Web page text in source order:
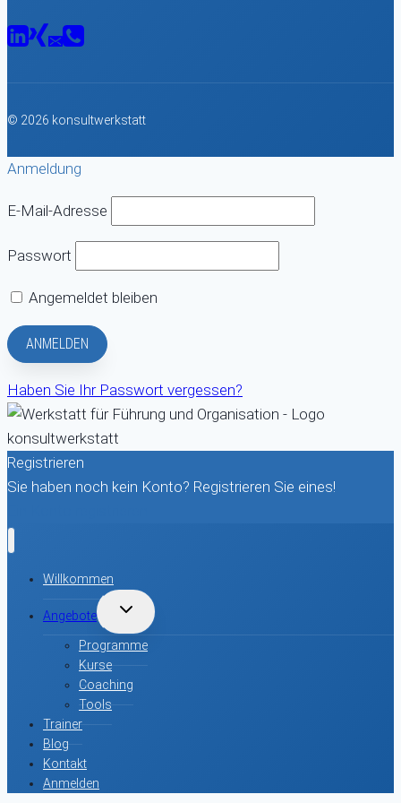
© 2026 konsultwerkstatt
Anmeldung
E-Mail-Adresse
Passwort
Angemeldet bleiben
Haben Sie Ihr Passwort vergessen?
Registrieren
Sie haben noch kein Konto? Registrieren Sie eines!
Willkommen
Angebote
UNTERMENÜ
UMSCHALTEN
Programme
Kurse
Coaching
Tools
Trainer
Blog
Kontakt
Anmelden